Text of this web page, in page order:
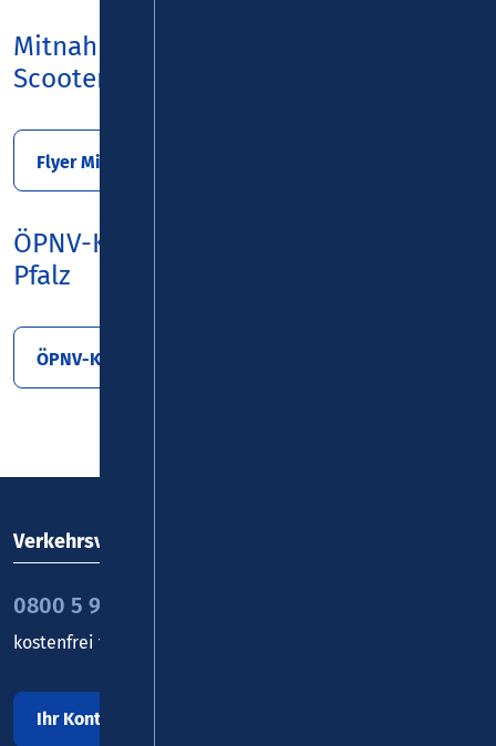
Mitnahme (E-) Rollstühle und E-
Scooter
Flyer Mitnahme (E-) Rollstühle und E-Scooter
ÖPNV-Konzept Nord in Rheinland-
Pfalz
ÖPNV-Konzept Nord 11/2018
Verkehrsverbund Rhein-Mosel GmbH
0800 5 986 986
kostenfrei täglich 8 - 20 Uhr
Ihr Kontakt zu uns